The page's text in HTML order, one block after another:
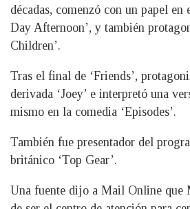
décadas, comenzó con un papel
Day Afternoon’, y también
Children’.
Tras el final de ‘Friends’,
derivada ‘Joey’ e interpretó una
mismo en la comedia ‘Episodes’.
También fue presentador del
británico ‘Top Gear’.
Una fuente dijo a Mail Online que